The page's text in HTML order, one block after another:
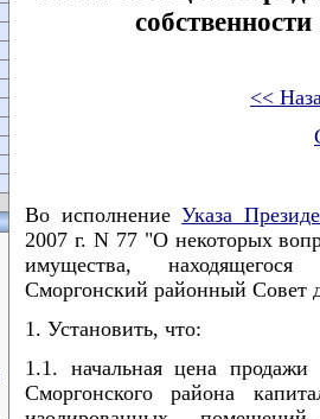
<<
Во исполнениеУказа
2007 г. N 77 "О некоторых
имущества,
Сморгонский районный
1. Установить, что:
1.1. начальная цена продажи
Сморгонского района